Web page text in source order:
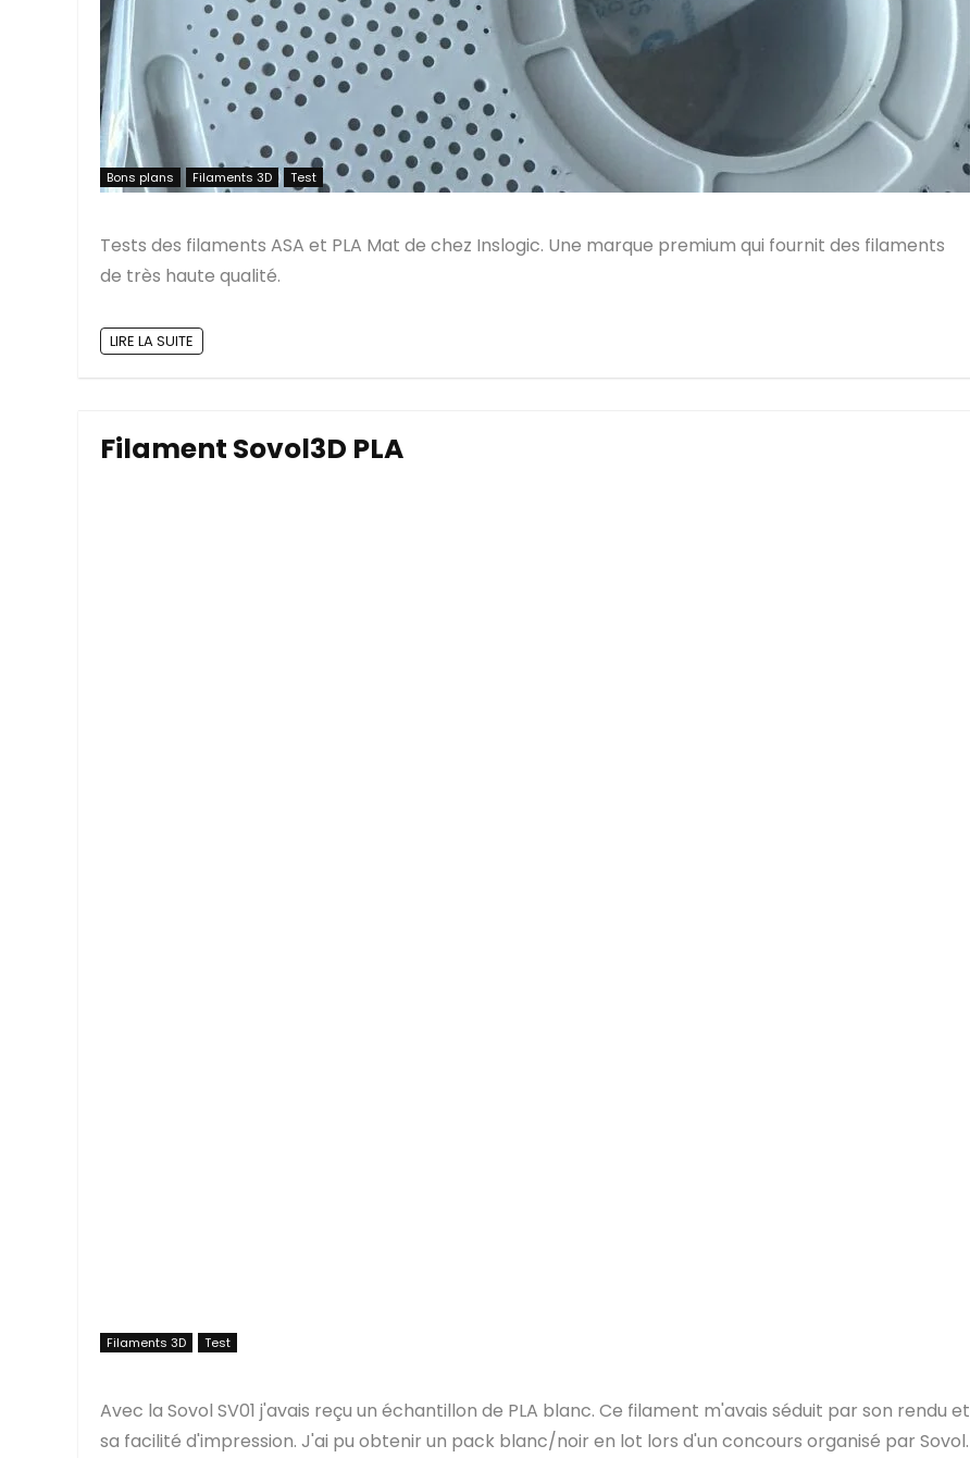
Bons plans Filaments 3D Test
Tests des filaments ASA et PLA Mat de chez Inslogic. Une marque premium qui fournit des filaments
de très haute qualité.
LIRE LA SUITE
Filament Sovol3D PLA
Filaments 3D Test
Avec la Sovol SV01 j'avais reçu un échantillon de PLA blanc. Ce filament m'avais séduit par son rendu et
sa facilité d'impression. J'ai pu obtenir un pack blanc/noir en lot lors d'un concours organisé par Sovol.